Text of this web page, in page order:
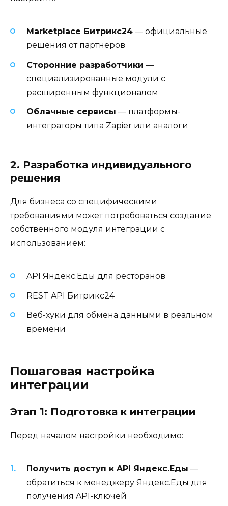
Marketplace Битрикс24 — официальные
решения от партнеров
Сторонние разработчики —
специализированные модули с
расширенным функционалом
Облачные сервисы — платформы-
интеграторы типа Zapier или аналоги
2. Разработка индивидуального
решения
Для бизнеса со специфическими
требованиями может потребоваться создание
собственного модуля интеграции с
использованием:
API Яндекс.Еды для ресторанов
REST API Битрикс24
Веб-хуки для обмена данными в реальном
времени
Пошаговая настройка
интеграции
Этап 1: Подготовка к интеграции
Перед началом настройки необходимо:
Получить доступ к API Яндекс.Еды —
обратиться к менеджеру Яндекс.Еды для
получения API-ключей